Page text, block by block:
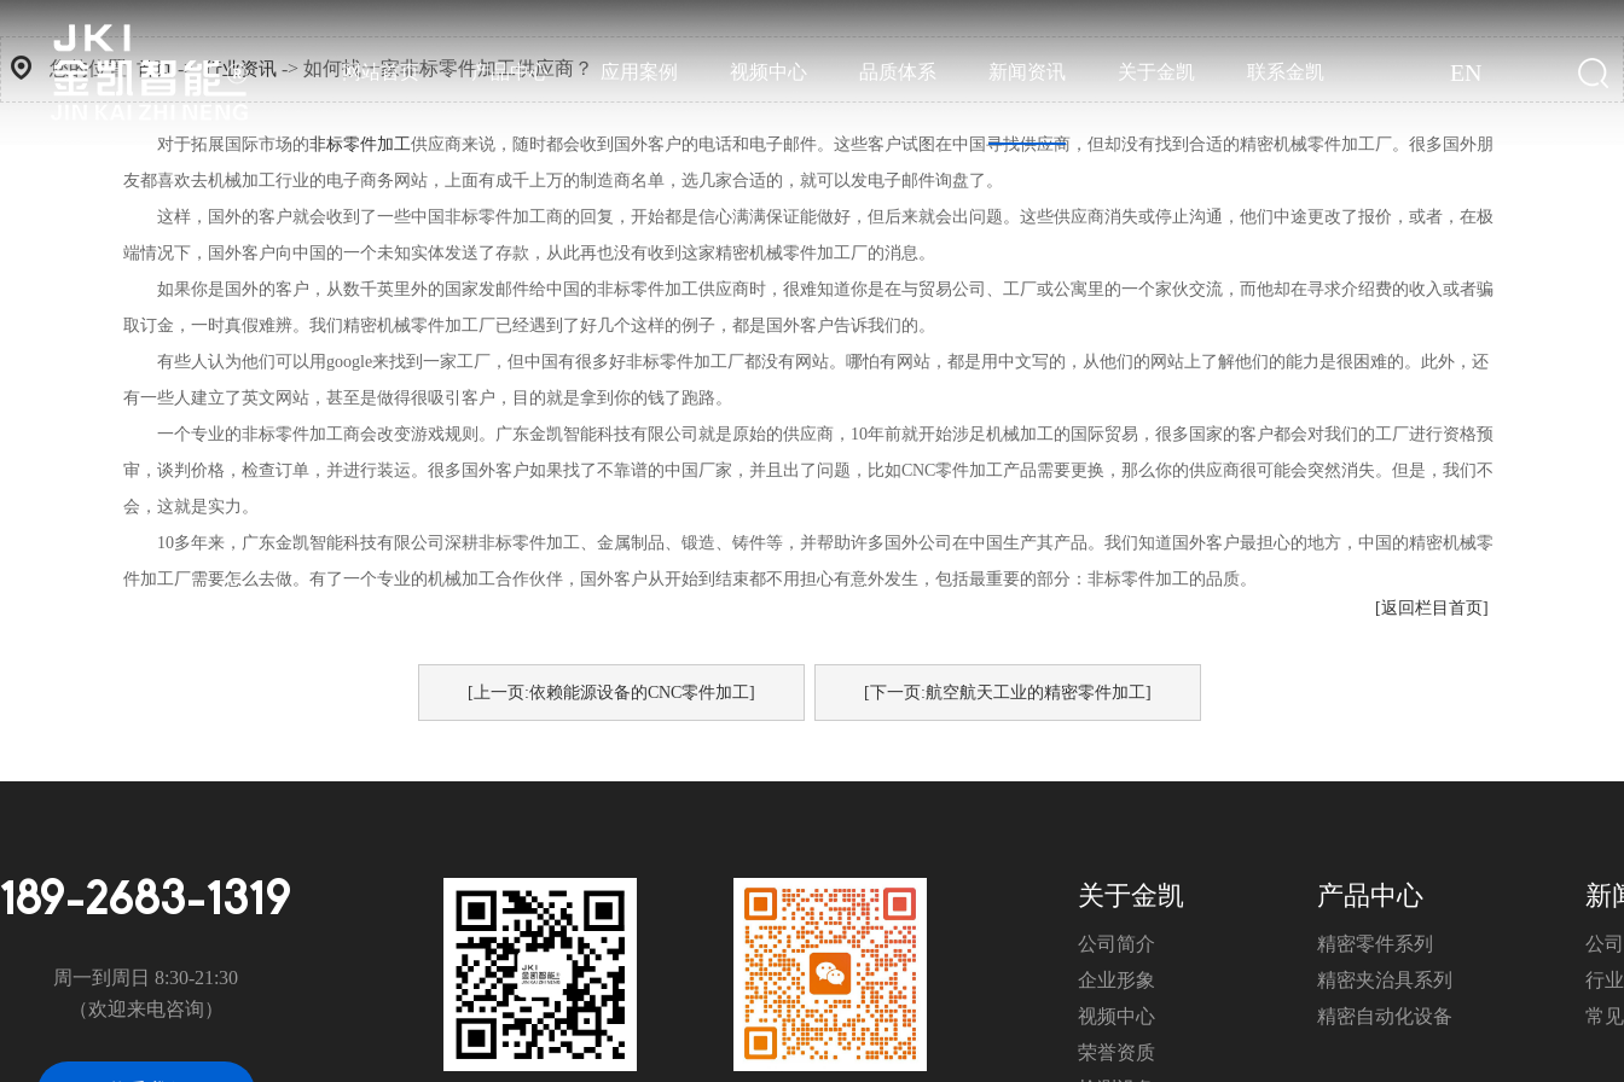
网站首页 产品中心 应用案例 视频中心 品质体系 新闻资讯 关于金凯 联系金凯 EN
您的位置: 首页 -> 行业资讯 -> 如何找一家非标零件加工供应商？
对于拓展国际市场的非标零件加工供应商来说，随时都会收到国外客户的电话和电子邮件。这些客户试图在中国寻找供应商，但却没有找到合适的精密机械零件加工厂。很多国外朋
友都喜欢去机械加工行业的电子商务网站，上面有成千上万的制造商名单，选几家合适的，就可以发电子邮件询盘了。
这样，国外的客户就会收到了一些中国非标零件加工商的回复，开始都是信心满满保证能做好，但后来就会出问题。这些供应商消失或停止沟通，他们中途更改了报价，或者，在极
端情况下，国外客户向中国的一个未知实体发送了存款，从此再也没有收到这家精密机械零件加工厂的消息。
如果你是国外的客户，从数千英里外的国家发邮件给中国的非标零件加工供应商时，很难知道你是在与贸易公司、工厂或公寓里的一个家伙交流，而他却在寻求介绍费的收入或者骗
取订金，一时真假难辨。我们精密机械零件加工厂已经遇到了好几个这样的例子，都是国外客户告诉我们的。
有些人认为他们可以用google来找到一家工厂，但中国有很多好非标零件加工厂都没有网站。哪怕有网站，都是用中文写的，从他们的网站上了解他们的能力是很困难的。此外，还
有一些人建立了英文网站，甚至是做得很吸引客户，目的就是拿到你的钱了跑路。
一个专业的非标零件加工商会改变游戏规则。广东金凯智能科技有限公司就是原始的供应商，10年前就开始涉足机械加工的国际贸易，很多国家的客户都会对我们的工厂进行资格预
审，谈判价格，检查订单，并进行装运。很多国外客户如果找了不靠谱的中国厂家，并且出了问题，比如CNC零件加工产品需要更换，那么你的供应商很可能会突然消失。但是，我们不
会，这就是实力。
10多年来，广东金凯智能科技有限公司深耕非标零件加工、金属制品、锻造、铸件等，并帮助许多国外公司在中国生产其产品。我们知道国外客户最担心的地方，中国的精密机械零
件加工厂需要怎么去做。有了一个专业的机械加工合作伙伴，国外客户从开始到结束都不用担心有意外发生，包括最重要的部分：非标零件加工的品质。
[返回栏目首页]
[上一页:依赖能源设备的CNC零件加工] [下一页:航空航天工业的精密零件加工]
189-2683-1319
周一到周日 8:30-21:30
（欢迎来电咨询）
关于金凯
公司简介
企业形象
视频中心
荣誉资质
产品中心
精密零件系列
精密夹治具系列
精密自动化设备
新
公
行
常